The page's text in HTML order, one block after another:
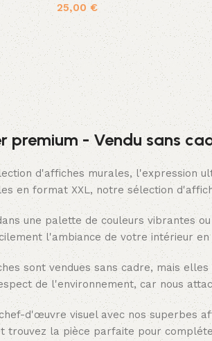
25,00 €
Ajouter au panier
premium - Vendu sans
d'affiches murales, l'expression
en format XXL, notre sélection
une palette de couleurs vibrantes
l'ambiance de votre intérieur
sont vendues sans cadre, mais
de l'environnement, car nous
d'œuvre visuel avec nos superbes
trouvez la pièce parfaite pour